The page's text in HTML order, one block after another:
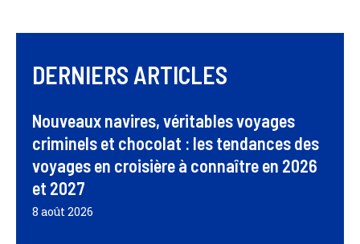
DERNIERS ARTICLES
Nouveaux navires, véritables voyages
criminels et chocolat : les tendances des
voyages en croisière à connaître en 2026
et 2027
8 août 2026